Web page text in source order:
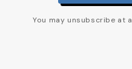
You may unsubscribe at